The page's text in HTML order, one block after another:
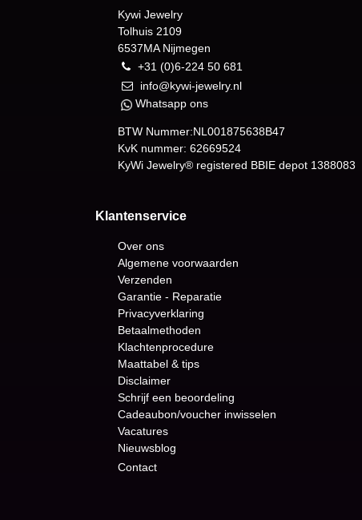
Kywi Jewelry
Tolhuis 2109
6537MA Nijmegen
+31 (0)6-224 50 681
info@kywi-jewelry.nl
Whatsapp ons
BTW Nummer:NL001875638B47
KvK nummer: 62669524
KyWi Jewelry® registered BBIE depot 1388083
Klantenservice
Over ons
Algemene voorwaarden
Verzenden
Garantie - Reparatie
Privacyverklaring
Betaalmethoden
Klachtenprocedure
Maattabel & tips
Disclaimer
Schrijf een beoordeling
Cadeaubon/voucher inwisselen
Vacatures
Nieuwsblog
Contact